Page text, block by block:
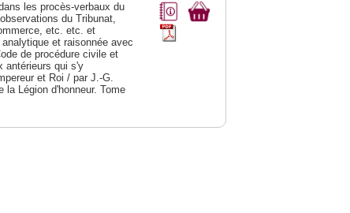
les procès-verbaux du
du Tribunat,
etc. etc. et
et raisonnée avec
de procédure civile et
antérieurs qui s'y
et Roi / par J.-G.
la Légion d'honneur. Tome